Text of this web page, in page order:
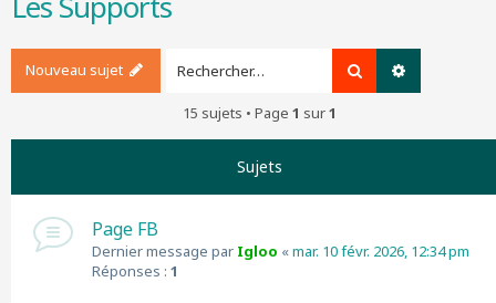
Nouveau sujet Rechercher
15 sujets • Page 1 sur1
Sujets
Page FB
Dernier message par Igloo «mar. 10 févr. 2026, 12:34 pm
Réponses : 1